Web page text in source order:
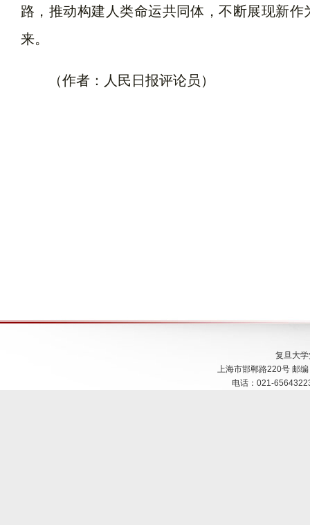
路，推动构建人类命运共同体，不断展现新
来。
（作者：人民日报评论员）
复旦大
上海市邯郸路220号 邮
电话：021-